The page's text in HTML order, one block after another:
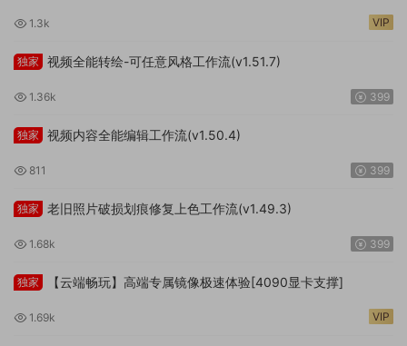
1.3k VIP
独家 视频全能转绘-可任意风格工作流(v1.51.7)
1.36k 399
独家 视频内容全能编辑工作流(v1.50.4)
811 399
独家 老旧照片破损划痕修复上色工作流(v1.49.3)
1.68k 399
独家 【云端畅玩】高端专属镜像极速体验[4090显卡支撑]
1.69k VIP